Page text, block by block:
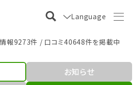
Language
情報9273件 / 口コミ40648件を掲載中
お知らせ